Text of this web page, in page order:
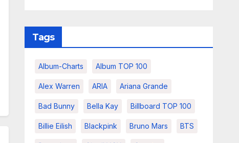
Tags
Album-Charts Album TOP 100
Alex Warren ARIA Ariana Grande
Bad Bunny Bella Kay Billboard TOP 100
Billie Eilish Blackpink Bruno Mars BTS